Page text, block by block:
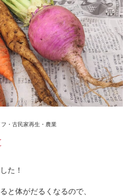
・古民家再生・農業
た！
と体がだるくなるので、